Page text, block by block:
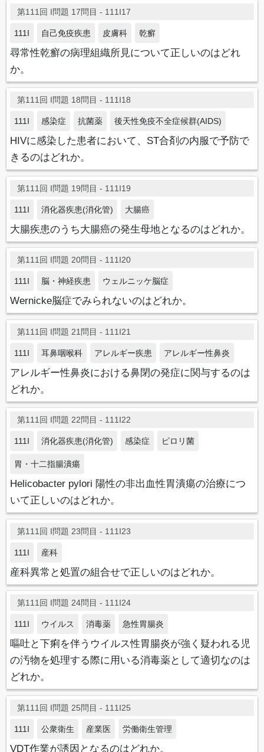
第111回 I問題 17問目 - 111I17
111I 自己免疫疾患 皮膚科 乾癬
尋常性乾癬の病理組織所見について正しいのはどれ
か。
第111回 I問題 18問目 - 111I18
111I 感染症 抗菌薬 後天性免疫不全症候群(AIDS)
HIVに感染した患者において、ST合剤の内服で予防で
きるのはどれか。
第111回 I問題 19問目 - 111I19
111I 消化器疾患(消化管) 大腸癌
大腸疾患のうち大腸癌の発生母地となるのはどれか。
第111回 I問題 20問目 - 111I20
111I 脳・神経疾患 ウェルニッケ脳症
Wernicke脳症でみられないのはどれか。
第111回 I問題 21問目 - 111I21
111I 耳鼻咽喉科 アレルギー疾患 アレルギー性鼻炎
アレルギー性鼻炎における鼻閉の発症に関与するのは
どれか。
第111回 I問題 22問目 - 111I22
111I 消化器疾患(消化管) 感染症 ピロリ菌
胃・十二指腸潰瘍
Helicobacter pylori 陽性の非出血性胃潰瘍の治療につ
いて正しいのはどれか。
第111回 I問題 23問目 - 111I23
111I 産科
産科異常と処置の組合せで正しいのはどれか。
第111回 I問題 24問目 - 111I24
111I ウイルス 消毒薬 急性胃腸炎
嘔吐と下痢を伴うウイルス性胃腸炎が強く疑われる児
の汚物を処理する際に用いる消毒薬として適切なのは
どれか。
第111回 I問題 25問目 - 111I25
111I 公衆衛生 産業医 労働衛生管理
VDT作業が誘因となるのはどれか。